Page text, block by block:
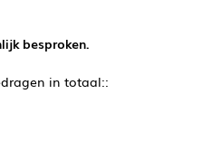
besproken.
in totaal::